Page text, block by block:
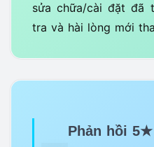
sửa chữa/cài đặt đã
tra và hài lòng mới
Phản hồi